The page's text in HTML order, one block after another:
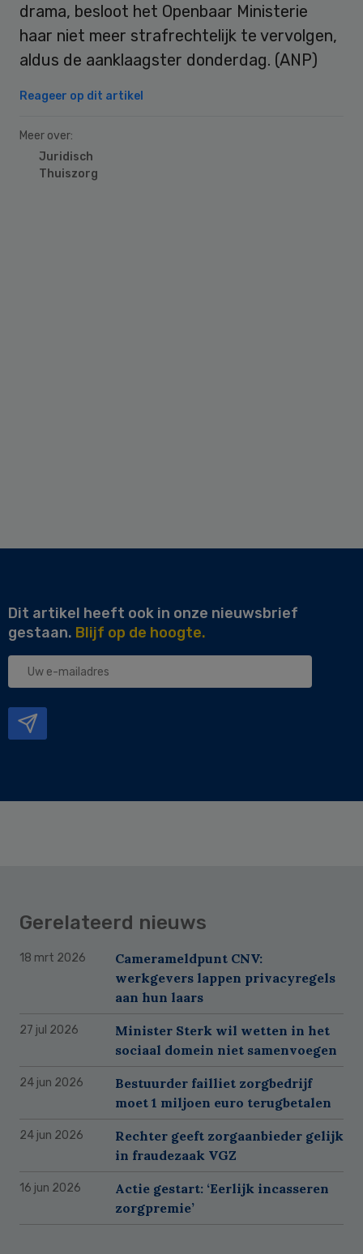
drama, besloot het Openbaar Ministerie
haar niet meer strafrechtelijk te vervolgen,
aldus de aanklaagster donderdag. (ANP)
Reageer op dit artikel
Meer over:
Juridisch
Thuiszorg
Dit artikel heeft ook in onze nieuwsbrief
gestaan. Blijf op de hoogte.
Uw
Gerelateerd nieuws
18 mrt 2026
Camerameldpunt CNV:
werkgevers lappen privacyregels
aan hun laars
27 jul 2026
Minister Sterk wil wetten in het
sociaal domein niet samenvoegen
24 jun 2026
Bestuurder failliet zorgbedrijf
moet 1 miljoen euro terugbetalen
24 jun 2026
Rechter geeft zorgaanbieder gelijk
in fraudezaak VGZ
16 jun 2026
Actie gestart: ‘Eerlijk incasseren
zorgpremie’